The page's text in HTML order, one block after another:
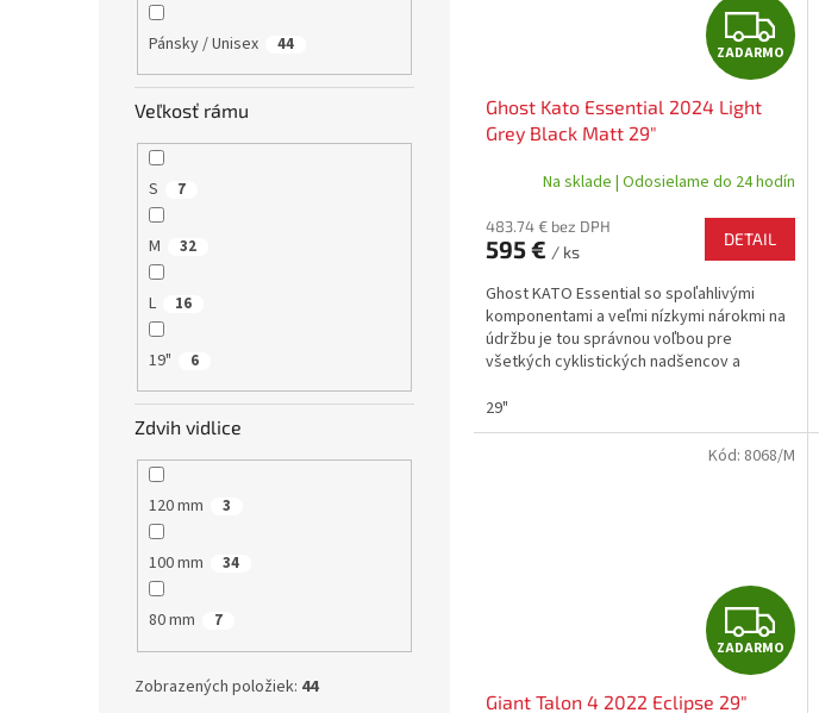
Pánsky / Unisex 44
Veľkosť rámu
S 7
M 32
L 16
19" 6
Zdvih vidlice
120 mm 3
100 mm 34
80 mm 7
Zobrazených položiek: 44
Z
A
A
R
M
O
ZADARMO
Ghost Kato Essential 2024 Light
Grey Black Matt 29"
Na sklade | Odosielame do 24 hodín
483.74 € bez DPH
595 € / ks
DETAIL
Ghost KATO Essential so spoľahlivými
komponentami a veľmi nízkymi nárokmi na
údržbu je tou správnou voľbou pre
všetkých cyklistických nadšencov a
29"
Z
A
ZADARMO
Giant Talon 4 2022 Eclipse 29"
Kód: 8068/M